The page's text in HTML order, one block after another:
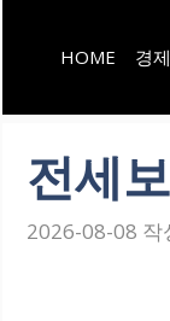
츠
HOME 경
전세
2026-08-08 작